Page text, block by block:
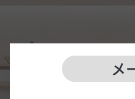
メ